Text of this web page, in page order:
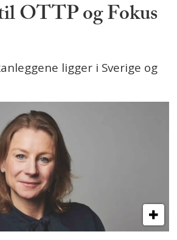
OTTP og Fokus
ligger i Sverige og